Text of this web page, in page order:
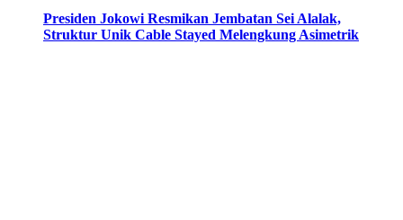
Presiden Jokowi Resmikan Jembatan Sei Alalak,
Struktur Unik Cable Stayed Melengkung Asimetrik